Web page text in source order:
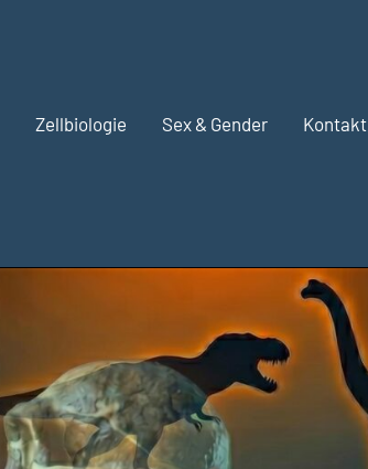
Zellbiologie Sex & Gender